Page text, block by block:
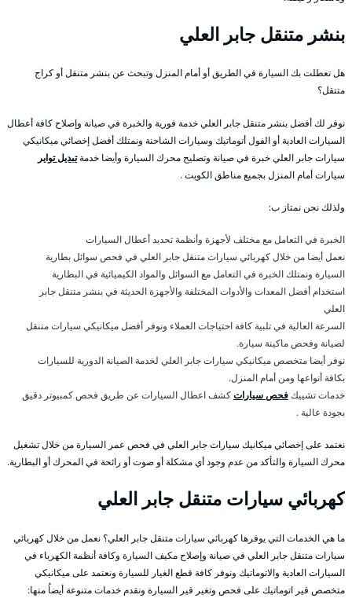
بنشر متنقل جابر العلي
هل تعطلت بك السيارة في الطريق أو أمام المنزل وتبحث عن بنشر متنقل أو كراج
متنقل؟
نوفر لك أفضل بنشر متنقل جابر العلي خدمة فورية والخبرة في صيانة وإصلاح كافة أعطال
السيارات العادية أو الفول أتوماتيك وسيارات الشاحنة ونمتلك أفضل إخصائي ميكانيكي
سيارات جابر العلي خبرة في صيانة وتصليح محرك السيارة وأيضا خدمةتبديل تواير
سيارات أمام المنزل بجميع مناطق الكويت .
ولذلك نحن نمتاز ب:
الخبرة في التعامل مع مختلف لأجهزة وأنظمة تحديد أعطال السيارات
نعمل أيضا من خلال كهربائي سيارات متنقل جابر العلي في فحص سوائل بطارية
السيارة ونمتلك الخبرة في التعامل مع السوائل والمواد الكيميائية في البطارية
استخدام أفضل المعدات والأدوات المختلفة والأجهزة الحديثة في بنشر متنقل جابر
العلي
السرعة العالية في تلبية كافة احتياجات العملاء ونوفر أفضل ميكانيكي سيارات متنقل
لصيانة وفحص ماكينة سيارة.
نوفر أيضا متخصص ميكانيكي سيارات جابر العلي لخدمة الصيانة الدورية للسيارات
بكافة أنواعها ومن أمام المنزل.
خدمات تشييكفحص سياراتكشف اعطال السيارات عن طريق فحص كمبيوتر دقيق
بجودة عالية .
نعتمد على إخصائي ميكانيك سيارات جابر العلي في فحص عمر السيارة من خلال تشغيل
محرك السيارة والتأكد من عدم وجود أي مشكلة أو صوت أو رائحة في المحرك أو البطارية.
كهربائي سيارات متنقل جابر العلي
ما هي الخدمات التي يوفرها كهربائي سيارات متنقل جابر العلي؟ نعمل من خلال كهربائي
سيارات متنقل جابر العلي في صيانة وإصلاح مكيف السيارة وكافة أنظمة الكهرباء في
السيارات العادية والاتوماتيك ونوفر كافة قطع الغيار للسيارة ونعتمد على ميكانيكي
متخصص قير اتوماتيك على فحص وتغير قير السيارة ونقدم خدمات متنوعة أيضاُ منها: